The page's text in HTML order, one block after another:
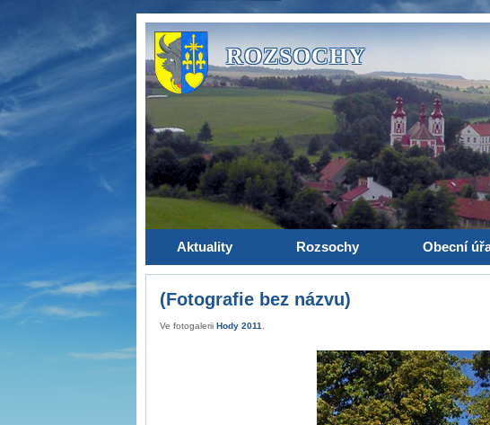
ROZSOCHY
Aktuality Rozsochy Obecní
(Fotografie bez názvu)
Ve fotogalerii Hody 2011